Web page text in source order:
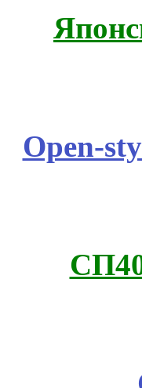
Open-